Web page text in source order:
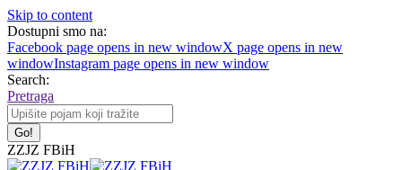
Skip to content
Dostupni smo na:
Facebook page opens in new windowX page opens in new
windowInstagram page opens in new window
Search:
Pretraga
ZZJZ FBiH